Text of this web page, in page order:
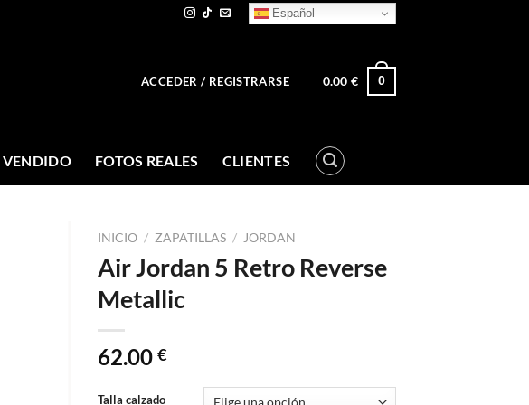
Español
ACCEDER / REGISTRARSE 0.00€ 0
VENDIDO FOTOS REALES CLIENTES
INICIO / ZAPATILLAS / JORDAN
Air Jordan 5 Retro Reverse
Metallic
62.00 €
Talla calzado